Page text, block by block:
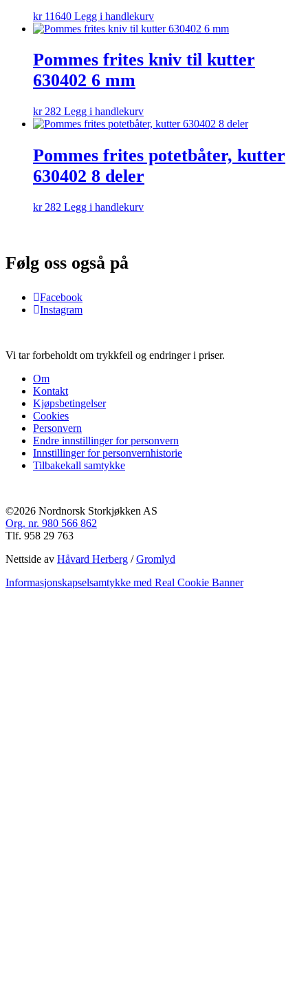
kr11640 Legg i handlekurv
Pommes frites kniv til kutter
630402 6 mm
kr282 Legg i handlekurv
Pommes frites potetbåter, kutter
630402 8 deler
kr282 Legg i handlekurv
Følg oss også på
Facebook
Instagram
Vi tar forbeholdt om trykkfeil og endringer i priser.
Om
Kontakt
Kjøpsbetingelser
Cookies
Personvern
Endre innstillinger for personvern
Innstillinger for personvernhistorie
Tilbakekall samtykke
©2026 Nordnorsk Storkjøkken AS
Org. nr. 980 566 862
Tlf. 958 29 763
Nettside av Håvard Herberg /Gromlyd
Informasjonskapselsamtykke med Real Cookie Banner